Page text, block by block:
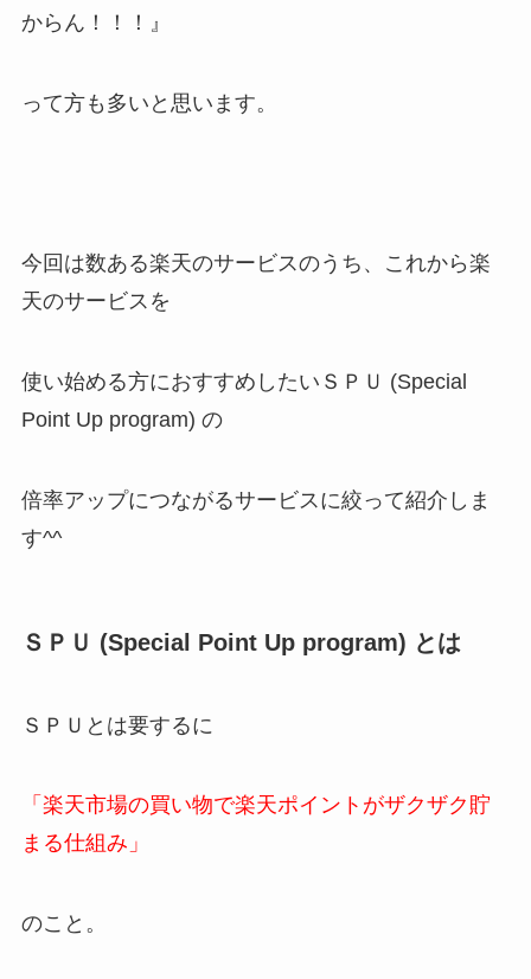
からん！！！』
って方も多いと思います。
今回は数ある楽天のサービスのうち、これから楽
天のサービスを
使い始める方におすすめしたいＳＰＵ (Special
Point Up program) の
倍率アップにつながるサービスに絞って紹介しま
す^^
ＳＰＵ (Special Point Up program) とは
ＳＰＵとは要するに
「楽天市場の買い物で楽天ポイントがザクザク貯
まる仕組み」
のこと。